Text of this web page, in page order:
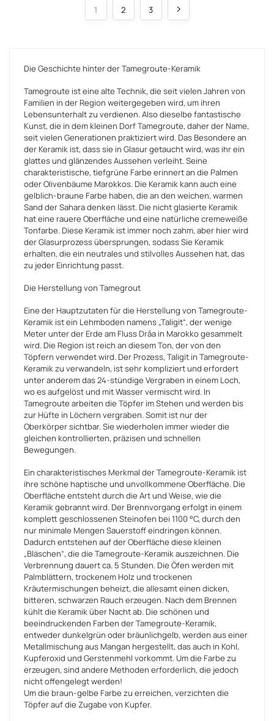
1 2 3
Die Geschichte hinter der Tamegroute-Keramik
Tamegroute ist eine alte Technik, die seit vielen Jahren von
Familien in der Region weitergegeben wird, um ihren
Lebensunterhalt zu verdienen. Also dieselbe fantastische
Kunst, die in dem kleinen Dorf Tamegroute, daher der Name,
seit vielen Generationen praktiziert wird. Das Besondere an
der Keramik ist, dass sie in Glasur getaucht wird, was ihr ein
glattes und glänzendes Aussehen verleiht. Seine
charakteristische, tiefgrüne Farbe erinnert an die Palmen
oder Olivenbäume Marokkos. Die Keramik kann auch eine
gelblich-braune Farbe haben, die an den weichen, warmen
Sand der Sahara denken lässt. Die nicht glasierte Keramik
hat eine rauere Oberfläche und eine natürliche cremeweiße
Tonfarbe. Diese Keramik ist immer noch zahm, aber hier wird
der Glasurprozess übersprungen, sodass Sie Keramik
erhalten, die ein neutrales und stilvolles Aussehen hat, das
zu jeder Einrichtung passt.
Die Herstellung von Tamegrout
Eine der Hauptzutaten für die Herstellung von Tamegroute-
Keramik ist ein Lehmboden namens „Taligit“, der wenige
Meter unter der Erde am Fluss Drâa in Marokko gesammelt
wird. Die Region ist reich an diesem Ton, der von den
Töpfern verwendet wird. Der Prozess, Taligit in Tamegroute-
Keramik zu verwandeln, ist sehr kompliziert und erfordert
unter anderem das 24-stündige Vergraben in einem Loch,
wo es aufgelöst und mit Wasser vermischt wird. In
Tamegroute arbeiten die Töpfer im Stehen und werden bis
zur Hüfte in Löchern vergraben. Somit ist nur der
Oberkörper sichtbar. Sie wiederholen immer wieder die
gleichen kontrollierten, präzisen und schnellen
Bewegungen.
Ein charakteristisches Merkmal der Tamegroute-Keramik ist
ihre schöne haptische und unvollkommene Oberfläche. Die
Oberfläche entsteht durch die Art und Weise, wie die
Keramik gebrannt wird. Der Brennvorgang erfolgt in einem
komplett geschlossenen Steinofen bei 1100 °C, durch den
nur minimale Mengen Sauerstoff eindringen können.
Dadurch entstehen auf der Oberfläche diese kleinen
„Bläschen“, die die Tamegroute-Keramik auszeichnen. Die
Verbrennung dauert ca. 5 Stunden. Die Öfen werden mit
Palmblättern, trockenem Holz und trockenen
Kräutermischungen beheizt, die allesamt einen dicken,
bitteren, schwarzen Rauch erzeugen. Nach dem Brennen
kühlt die Keramik über Nacht ab. Die schönen und
beeindruckenden Farben der Tamegroute-Keramik,
entweder dunkelgrün oder bräunlichgelb, werden aus einer
Metallmischung aus Mangan hergestellt, das auch in Kohl,
Kupferoxid und Gerstenmehl vorkommt. Um die Farbe zu
erzeugen, sind andere Methoden erforderlich, die jedoch
nicht offengelegt werden!
Um die braun-gelbe Farbe zu erreichen, verzichten die
Töpfer auf die Zugabe von Kupfer.